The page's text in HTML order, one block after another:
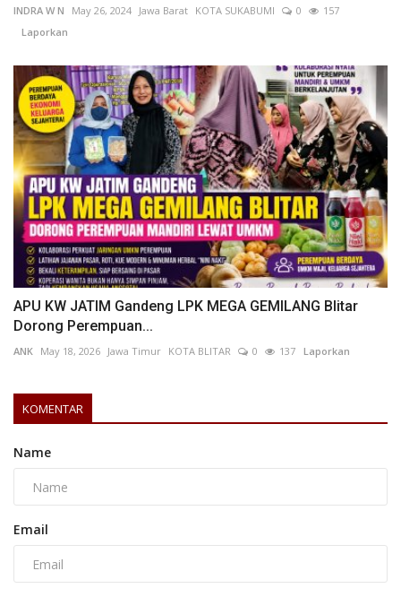
INDRA W N May 26, 2024 Jawa Barat KOTA SUKABUMI 0
157
Laporkan
APU KW JATIM Gandeng LPK MEGA GEMILANG Blitar
Dorong Perempuan...
ANK May 18, 2026 Jawa Timur KOTA BLITAR 0 137 Laporkan
KOMENTAR
Name
Email